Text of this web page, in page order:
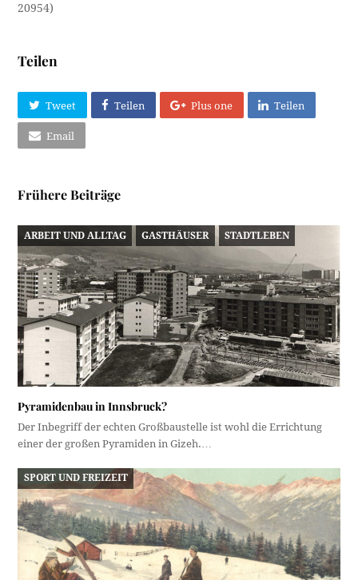
20954)
Teilen
Tweet Teilen Plus one Teilen
Email
Frühere Beiträge
ARBEIT UND ALLTAG GASTHÄUSER STADTLEBEN
Pyramidenbau in Innsbruck?
Der Inbegriff der echten Großbaustelle ist wohl die Errichtung
einer der großen Pyramiden in Gizeh.…
SPORT UND FREIZEIT